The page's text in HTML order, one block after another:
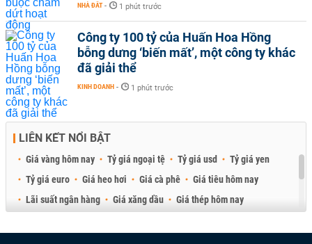
NHÀ ĐẤT - 1 phút trước
Công ty 100 tỷ của Huấn Hoa Hồng
bỗng dưng ‘biến mất’, một công ty khác
đã giải thể
KINH DOANH - 1 phút trước
LIÊN KẾT NỔI BẬT
Giá vàng hôm nay Tỷ giá ngoại tệ Tỷ giá usd
Tỷ giá yen
Tỷ giá euro
Giá heo hơi Giá cà phê
Giá tiêu hôm nay
Lãi suất ngân hàng
Giá xăng dầu
Giá thép hôm nay